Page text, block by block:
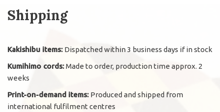
Shipping
Kakishibu items: Dispatched within 3 business days if in stock
Kumihimo cords:Made to order, production time approx. 2
weeks
Print-on-demand items: Produced and shipped from
international fulfilment centres